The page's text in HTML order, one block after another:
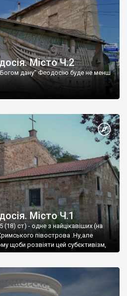
Місто Ч.2
дану" Феодосію буде не менш
Місто Ч.1
ст) - одне з найцікавіших (на
півострова .Ну,але
щоби розвіяти цей субєктивізм,